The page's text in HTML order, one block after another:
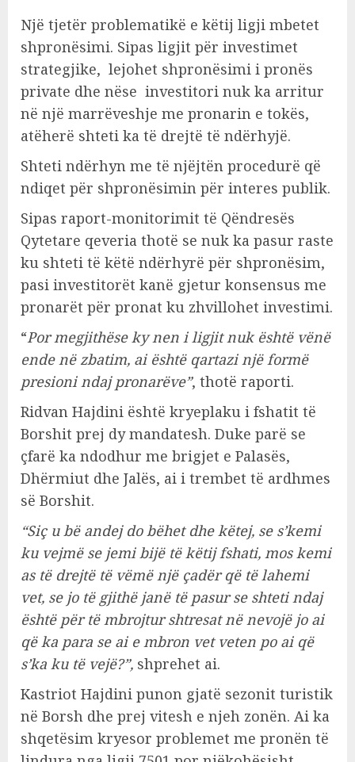
Një tjetër problematikë e këtij ligji mbetet
shpronësimi. Sipas ligjit për investimet
strategjike, lejohet shpronësimi i pronës
private dhe nëse investitori nuk ka arritur
në një marrëveshje me pronarin e tokës,
atëherë shteti ka të drejtë të ndërhyjë.
Shteti ndërhyn me të njëjtën procedurë që
ndiqet për shpronësimin për interes publik.
Sipas raport-monitorimit të Qëndresës
Qytetare qeveria thotë se nuk ka pasur raste
ku shteti të këtë ndërhyrë për shpronësim,
pasi investitorët kanë gjetur konsensus me
pronarët për pronat ku zhvillohet investimi.
“Por megjithëse ky nen i ligjit nuk është vënë
ende në zbatim, ai është qartazi një formë
presioni ndaj pronarëve”, thotë raporti.
Ridvan Hajdini është kryeplaku i fshatit të
Borshit prej dy mandatesh. Duke parë se
çfarë ka ndodhur me brigjet e Palasës,
Dhërmiut dhe Jalës, ai i trembet të ardhmes
së Borshit.
“Siç u bë andej do bëhet dhe këtej, se s’kemi
ku vejmë se jemi bijë të këtij fshati, mos kemi
as të drejtë të vëmë një çadër që të lahemi
vet, se jo të gjithë janë të pasur se shteti ndaj
është për të mbrojtur shtresat në nevojë jo ai
që ka para se ai e mbron vet veten po ai që
s’ka ku të vejë?”, shprehet ai.
Kastriot Hajdini punon gjatë sezonit turistik
në Borsh dhe prej vitesh e njeh zonën. Ai ka
shqetësim kryesor problemet me pronën të